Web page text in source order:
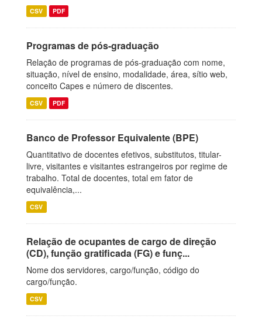
CSV PDF
Programas de pós-graduação
Relação de programas de pós-graduação com nome,
situação, nível de ensino, modalidade, área, sítio web,
conceito Capes e número de discentes.
CSV PDF
Banco de Professor Equivalente (BPE)
Quantitativo de docentes efetivos, substitutos, titular-
livre, visitantes e visitantes estrangeiros por regime de
trabalho. Total de docentes, total em fator de
equivalência,...
CSV
Relação de ocupantes de cargo de direção
(CD), função gratificada (FG) e funç...
Nome dos servidores, cargo/função, código do
cargo/função.
CSV